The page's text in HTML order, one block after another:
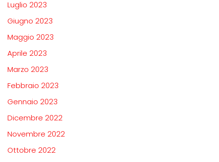
Luglio 2023
Giugno 2023
Maggio 2023
Aprile 2023
Marzo 2023
Febbraio 2023
Gennaio 2023
Dicembre 2022
Novembre 2022
Ottobre 2022